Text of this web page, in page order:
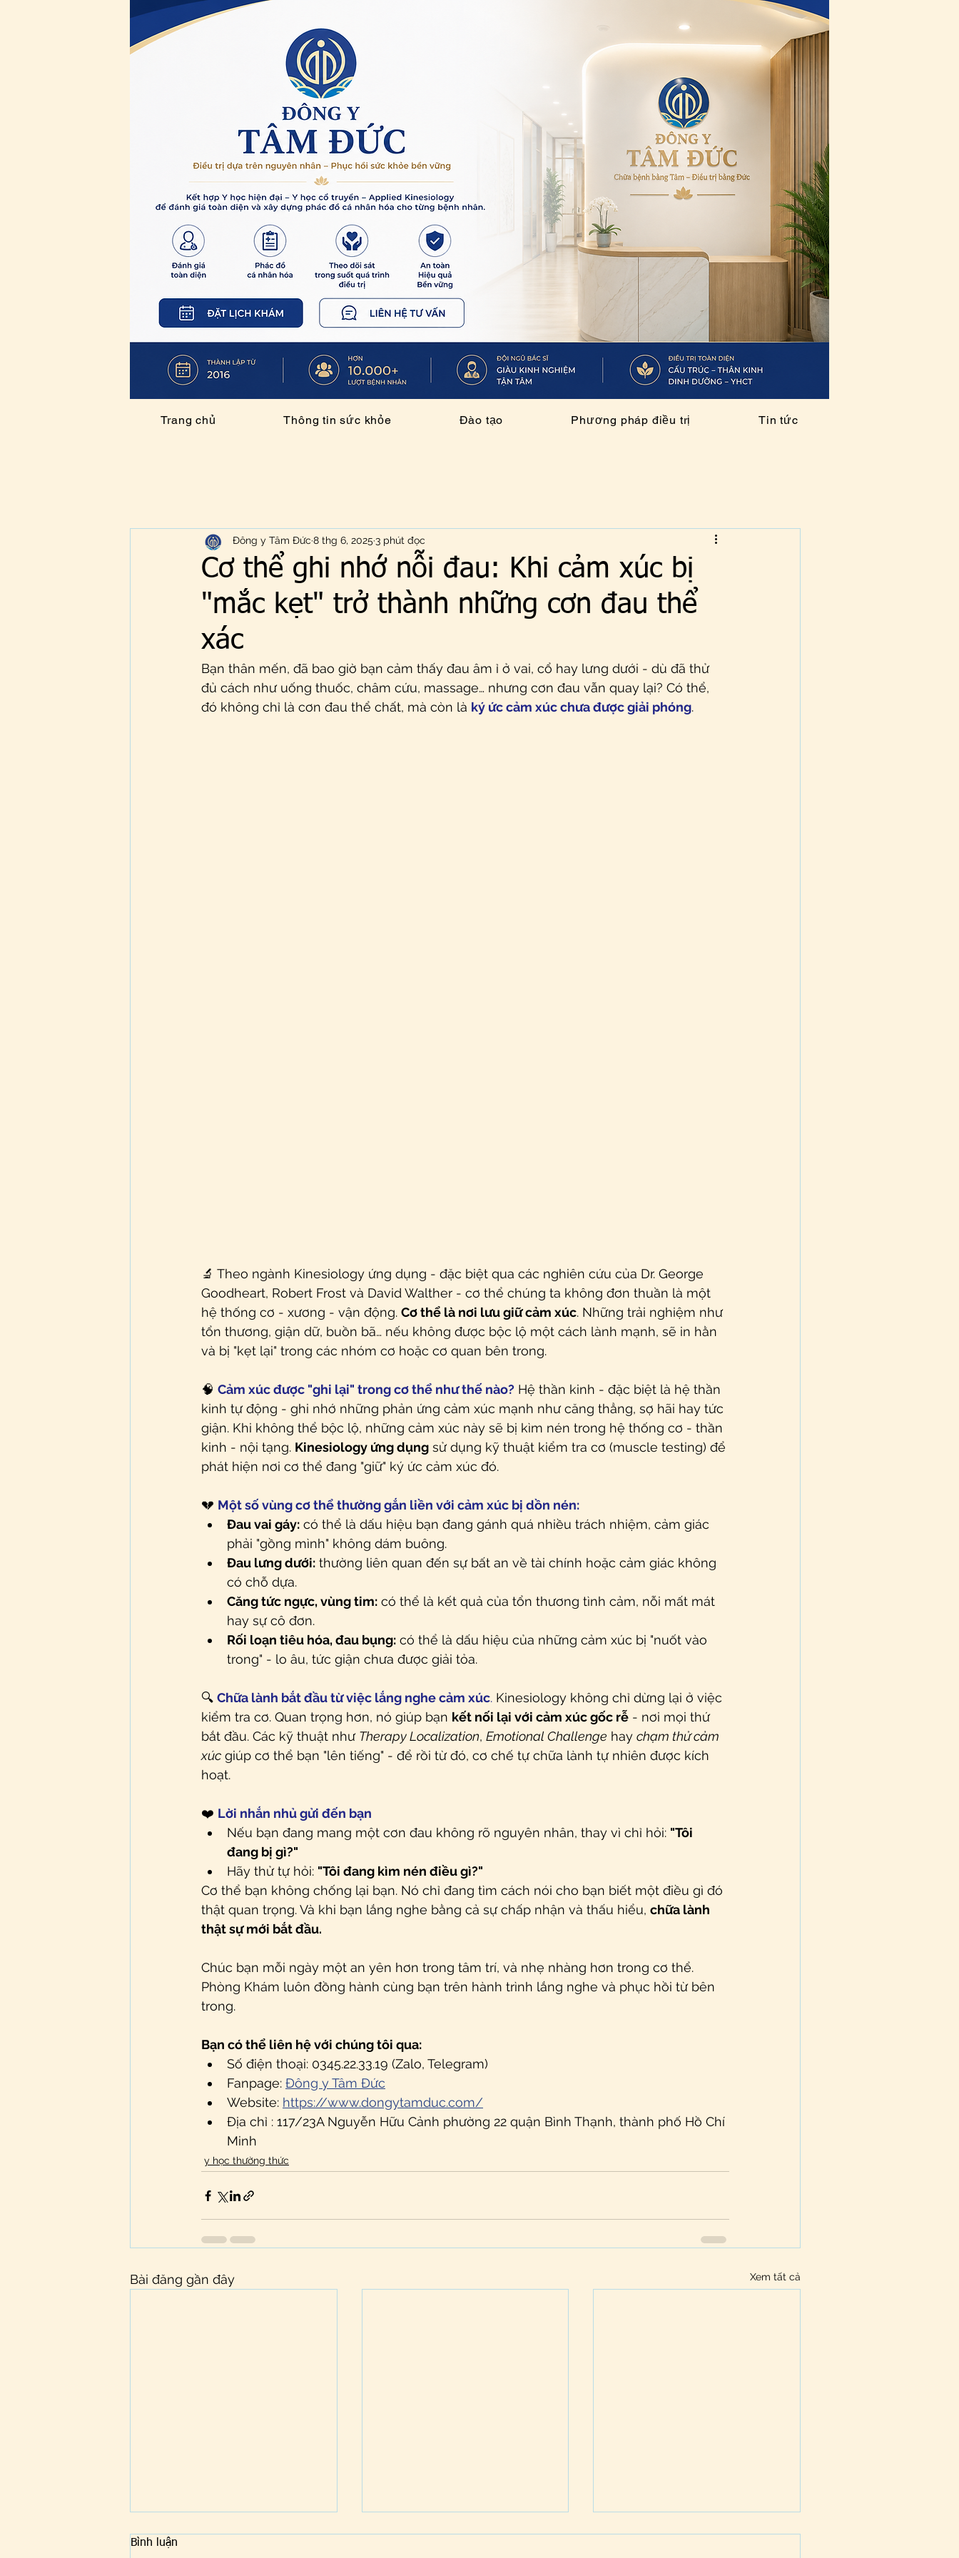
Trang chủ Thông tin sức khỏe Đào tạo Phương pháp điều trị Tin tức
Cơ thể ghi nhớ nỗi đau: Khi cảm xúc bị
"mắc kẹt" trở thành những cơn đau thể
xác
Đông y Tâm Đức 8 thg 6, 2025 3 phút đọc
Bạn thân mến, đã bao giờ bạn cảm thấy đau âm ỉ ở vai, cổ hay lưng dưới - dù đã thử
đủ cách như uống thuốc, châm cứu, massage… nhưng cơn đau vẫn quay lại? Có thể,
đó không chỉ là cơn đau thể chất, mà còn là ký ức cảm xúc chưa được giải phóng.
🔬 Theo ngành Kinesiology ứng dụng - đặc biệt qua các nghiên cứu của Dr. George
Goodheart, Robert Frost và David Walther - cơ thể chúng ta không đơn thuần là một
hệ thống cơ - xương - vận động. Cơ thể là nơi lưu giữ cảm xúc. Những trải nghiệm như
tổn thương, giận dữ, buồn bã… nếu không được bộc lộ một cách lành mạnh, sẽ in hằn
và bị "kẹt lại" trong các nhóm cơ hoặc cơ quan bên trong.
🧠 Cảm xúc được "ghi lại" trong cơ thể như thế nào? Hệ thần kinh - đặc biệt là hệ thần
kinh tự động - ghi nhớ những phản ứng cảm xúc mạnh như căng thẳng, sợ hãi hay tức
giận. Khi không thể bộc lộ, những cảm xúc này sẽ bị kìm nén trong hệ thống cơ - thần
kinh - nội tạng. Kinesiology ứng dụng sử dụng kỹ thuật kiểm tra cơ (muscle testing) để
phát hiện nơi cơ thể đang "giữ" ký ức cảm xúc đó.
💔 Một số vùng cơ thể thường gắn liền với cảm xúc bị dồn nén:
Đau vai gáy: có thể là dấu hiệu bạn đang gánh quá nhiều trách nhiệm, cảm giác
phải "gồng mình" không dám buông.
Đau lưng dưới: thường liên quan đến sự bất an về tài chính hoặc cảm giác không
có chỗ dựa.
Căng tức ngực, vùng tim: có thể là kết quả của tổn thương tình cảm, nỗi mất mát
hay sự cô đơn.
Rối loạn tiêu hóa, đau bụng: có thể là dấu hiệu của những cảm xúc bị "nuốt vào
trong" - lo âu, tức giận chưa được giải tỏa.
🔍 Chữa lành bắt đầu từ việc lắng nghe cảm xúc. Kinesiology không chỉ dừng lại ở việc
kiểm tra cơ. Quan trọng hơn, nó giúp bạn kết nối lại với cảm xúc gốc rễ - nơi mọi thứ
bắt đầu. Các kỹ thuật như Therapy Localization, Emotional Challenge hay chạm thử cảm
xúc giúp cơ thể bạn "lên tiếng" - để rồi từ đó, cơ chế tự chữa lành tự nhiên được kích
hoạt.
❤️ Lời nhắn nhủ gửi đến bạn
Nếu bạn đang mang một cơn đau không rõ nguyên nhân, thay vì chỉ hỏi: "Tôi
đang bị gì?"
Hãy thử tự hỏi: "Tôi đang kìm nén điều gì?"
Cơ thể bạn không chống lại bạn. Nó chỉ đang tìm cách nói cho bạn biết một điều gì đó
thật quan trọng. Và khi bạn lắng nghe bằng cả sự chấp nhận và thấu hiểu, chữa lành
thật sự mới bắt đầu.
Chúc bạn mỗi ngày một an yên hơn trong tâm trí, và nhẹ nhàng hơn trong cơ thể.
Phòng Khám luôn đồng hành cùng bạn trên hành trình lắng nghe và phục hồi từ bên
trong.
Bạn có thể liên hệ với chúng tôi qua:
Số điện thoại: 0345.22.33.19 (Zalo, Telegram)
Fanpage: Đông y Tâm Đức
Website: https://www.dongytamduc.com/
Địa chỉ : 117/23A Nguyễn Hữu Cảnh phường 22 quận Bình Thạnh, thành phố Hồ Chí
Minh
y học thường thức
Bài đăng gần đây Xem tất cả
Bình luận